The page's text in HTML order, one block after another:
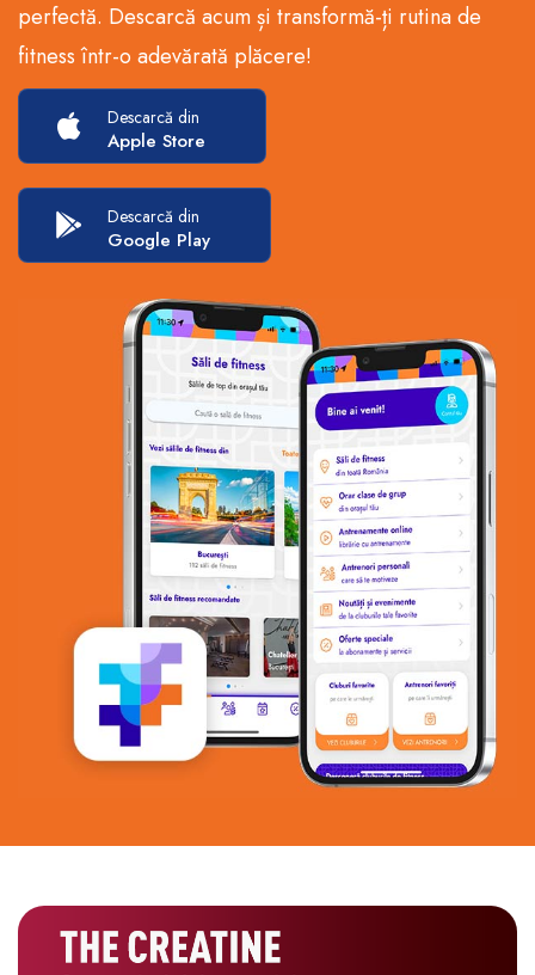
perfectă. Descarcă acum și transformă-ți rutina de
fitness într-o adevărată plăcere!
Descarcă din
Apple Store
Descarcă din
Google Play